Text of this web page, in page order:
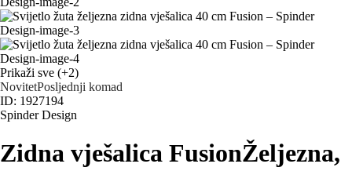
Prikaži sve (+2)
NovitetPosljednji komad
ID: 1927194
Spinder Design
Zidna vješalica FusionŽeljezna,